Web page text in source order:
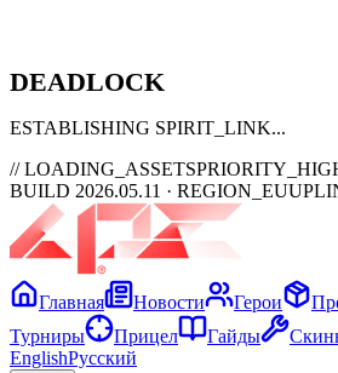
DEADLOCK
ESTABLISHING SPIRIT_LINK
// LOADING_ASSETS
BUILD 2026.05.11 · REGION_EU
Главная Новости Герои
Турниры
Прицел Гайды
EnglishРусский